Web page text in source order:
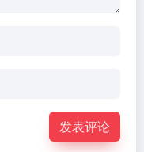
发表评论